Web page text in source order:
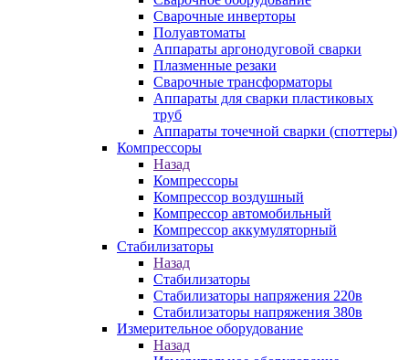
Сварочные инверторы
Полуавтоматы
Аппараты аргонодуговой сварки
Плазменные резаки
Сварочные трансформаторы
Аппараты для сварки пластиковых
труб
Аппараты точечной сварки (споттеры)
Компрессоры
Назад
Компрессоры
Компрессор воздушный
Компрессор автомобильный
Компрессор аккумуляторный
Стабилизаторы
Назад
Стабилизаторы
Стабилизаторы напряжения 220в
Стабилизаторы напряжения 380в
Измерительное оборудование
Назад